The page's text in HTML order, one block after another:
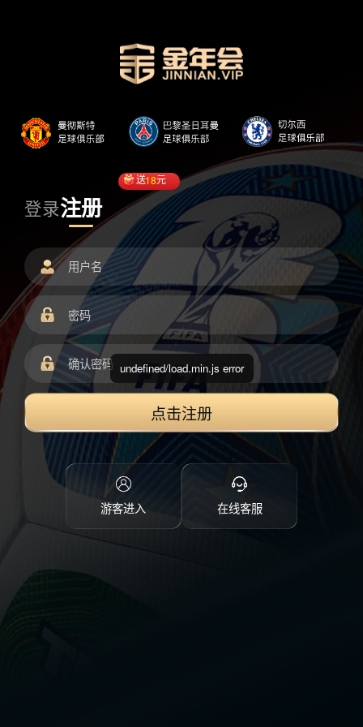
登录注册
送18元
点击注册
游客进入 在线客服
undefined/load.min.js error